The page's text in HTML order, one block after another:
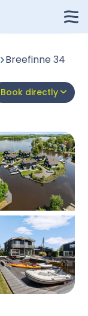
Breefinne 34
Book directly